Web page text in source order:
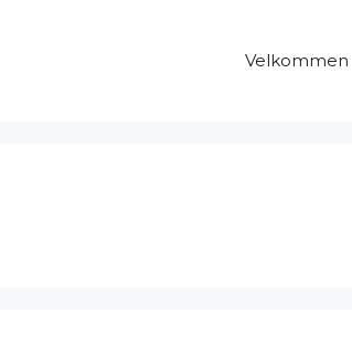
Velkommen